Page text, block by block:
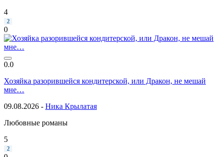
4
2
0
0.0
Хозяйка разорившейся кондитерской, или Дракон, не мешай
мне…
09.08.2026 - Ника Крылатая
Любовные романы
5
2